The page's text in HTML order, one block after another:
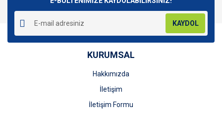
KAYDOL
KURUMSAL
Hakkımızda
İletişim
İletişim Formu